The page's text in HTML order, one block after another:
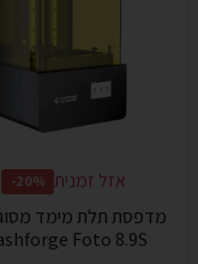
אזל זמנית 20%-
Foto 8.9S